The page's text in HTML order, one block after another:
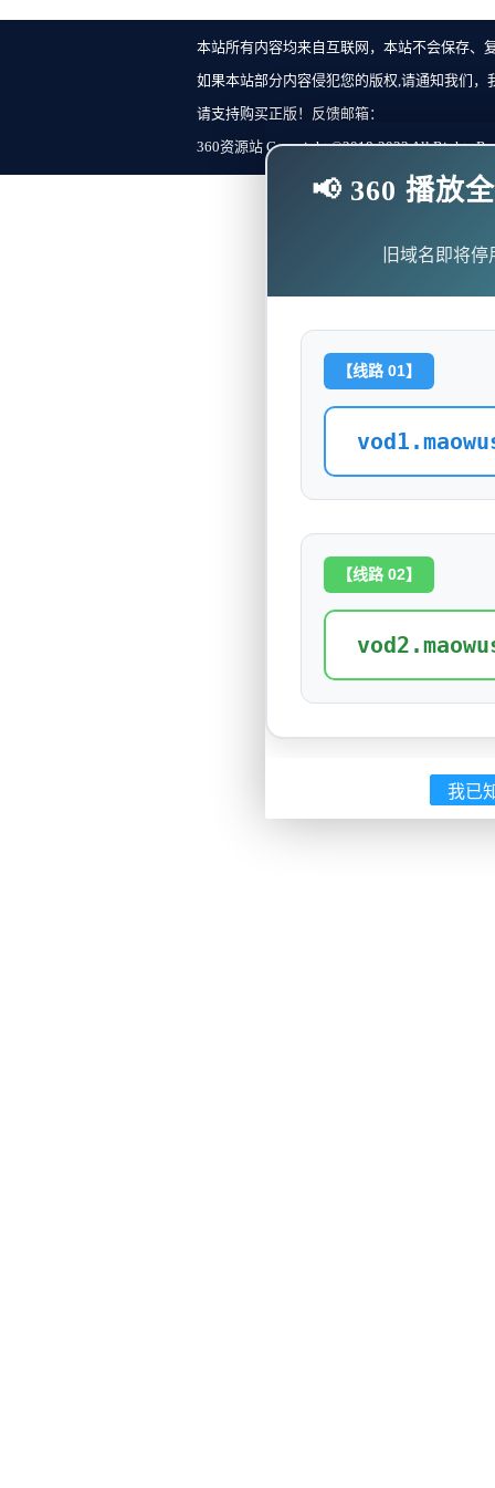
本站所有内容均来自互联网，本站不会保存、
如果本站部分内容侵犯您的版权,请通知我们
请支持购买正版！反馈邮箱：
360资源站 Copyright ©2018-2023 All Rights
📢 360 播放
旧域名即将
【线路 01】
【线路 02】
我已